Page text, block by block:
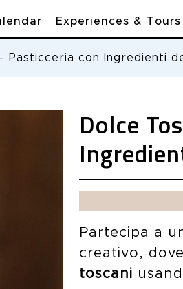
Experiences & Tours
Pasticceria con Ingredienti
Dolce
Partecipa a
creativo,
toscani